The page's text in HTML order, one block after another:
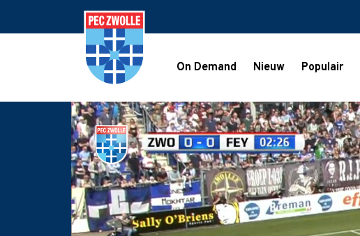
On Demand Nieuw Populair